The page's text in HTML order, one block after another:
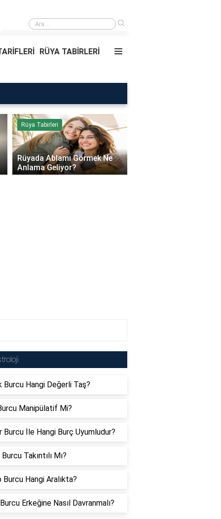
Rüyada Ablamı Görmek Ne Anlama Geliyor?
RÜYA TABİRLERİ
Rüya Tabirleri
Rüyada Ablamı Görmek Ne
Anlama Geliyor?
Burcu Hangi Değerli Taş?
Manipülatif Mi?
Burcu İle Hangi Burç Uyumludur?
Takıntılı Mı?
Burcu Hangi Aralıkta?
Erkeğine Nasıl Davranmalı?